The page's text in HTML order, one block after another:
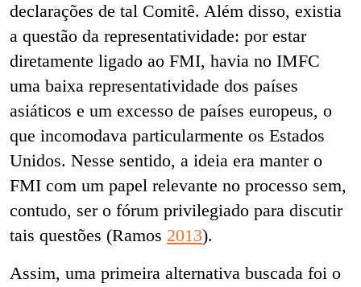
declarações de tal Comitê. Além disso, existia
a questão da representatividade: por estar
diretamente ligado ao FMI, havia no IMFC
uma baixa representatividade dos países
asiáticos e um excesso de países europeus, o
que incomodava particularmente os Estados
Unidos. Nesse sentido, a ideia era manter o
FMI com um papel relevante no processo sem,
contudo, ser o fórum privilegiado para discutir
tais questões (Ramos 2013).
Assim, uma primeira alternativa buscada foi o